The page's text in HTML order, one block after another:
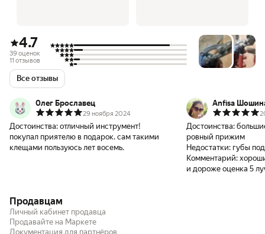
4.7
39 оценок
11 отзывов
Все отзывы
0лег Брославец
29 ноября 2024
Достоинства: отличный инструмент!
покупал приятелю в подарок. сам такими
клещами пользуюсь лет восемь.
Anfisa
Достоинства:
ровный прижим
Недостатки: губы
Комментарий:
и дороже оценка 5
Продавцам
Личный кабинет продавца
Продавайте на Маркете
Документация для партнёров